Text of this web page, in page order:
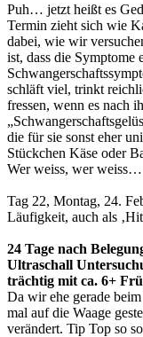
Puh… jetzt heißt es
Termin zieht sich wie
dabei, wie wir
ist, dass die Symptome
schläft viel, trinkt
fressen, wenn es nach
die für sie sonst eher
Stückchen Käse oder
Wer weiss, wer
Tag 22, Montag, 24.
Läufigkeit, auch als
24 Tage nach
Ultraschall
trächtig mit ca. 6+
Da wir ehe gerade
mal auf die Waage
verändert. Tip Top so